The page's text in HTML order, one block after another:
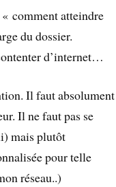
comment atteindre
du dossier.
d’internet…
Il faut absolument
Il ne faut pas se
mais plutôt
pour telle
réseau..)